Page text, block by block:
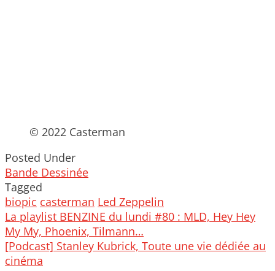
© 2022 Casterman
Posted Under
Bande Dessinée
Tagged
biopic casterman Led Zeppelin
Post
navigation
La playlist BENZINE du lundi #80 : MLD, Hey Hey
My My, Phoenix, Tilmann…
[Podcast] Stanley Kubrick, Toute une vie dédiée au
cinéma